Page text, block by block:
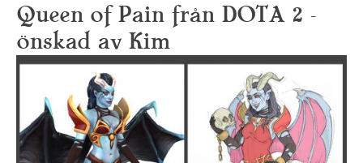
Queen of Pain från DOTA 2 –
önskad av Kim